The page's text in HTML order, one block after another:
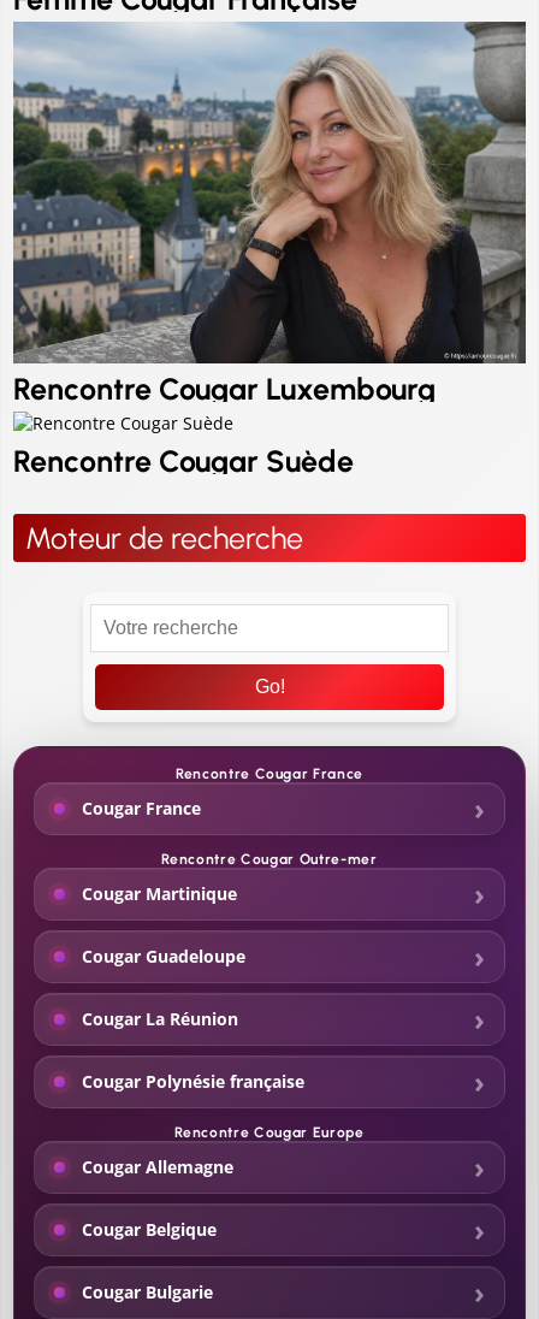
Rencontre Cougar Luxembourg
Rencontre Cougar Suède
Moteur de recherche
Go!
Rencontre Cougar France
Cougar France
Rencontre Cougar Outre-mer
Cougar Martinique
Cougar Guadeloupe
Cougar La Réunion
Cougar Polynésie française
Rencontre Cougar Europe
Cougar Allemagne
Cougar Belgique
Cougar Bulgarie